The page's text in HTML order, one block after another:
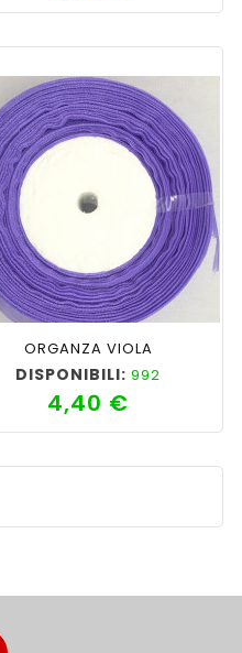
shopping_cart favorite_border cached visibility
ORGANZA VIOLA
DISPONIBILI: 992
4,40 €